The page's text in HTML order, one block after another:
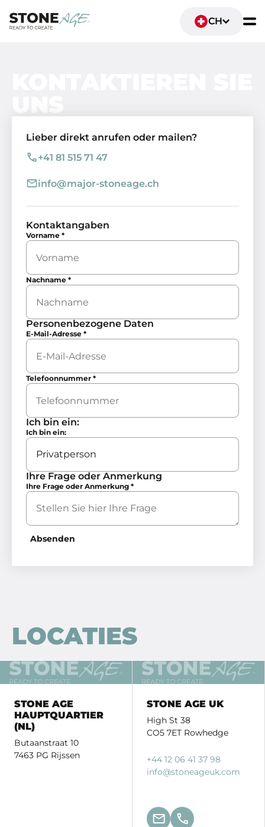
CH
Lieber direkt anrufen oder mailen?
+41 81 515 71 47
info@major-stoneage.ch
Kontaktangaben
Vorname *
Nachname *
Personenbezogene Daten
E-Mail-Adresse *
Telefoonnummer *
Ich bin ein:
Ich bin ein:
Ihre Frage oder Anmerkung
Ihre Frage oder Anmerkung *
Absenden
LOCATIES
STONE AGE
HAUPTQUARTIER
(NL)
Butaanstraat 10
7463 PG Rijssen
STONE AGE UK
High St 38
CO5 7ET Rowhedge
+44 12 06 41 37 98
info@stoneageuk.com